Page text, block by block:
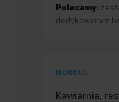
Polecamy:
dedykowanym
HORECA
Kawiarnia,